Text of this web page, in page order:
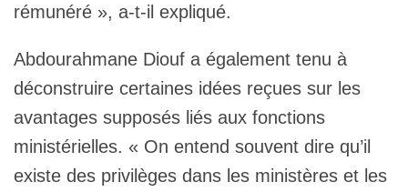
rémunéré », a-t-il expliqué.
Abdourahmane Diouf a également tenu à
déconstruire certaines idées reçues sur les
avantages supposés liés aux fonctions
ministérielles. « On entend souvent dire qu’il
existe des privilèges dans les ministères et les